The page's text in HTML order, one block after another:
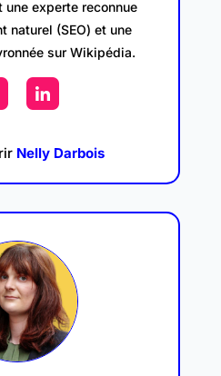
experte reconnue
naturel (SEO) et une
sur Wikipédia.
Nelly Darbois